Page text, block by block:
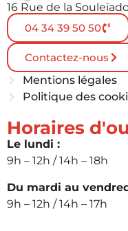
16 Rue de la
04 34 39 50 50
Contactez-nous
Mentions légales
Politique des
Horaires
Le lundi :
9h – 12h / 14h – 18h
Du mardi au
9h – 12h / 14h – 17h